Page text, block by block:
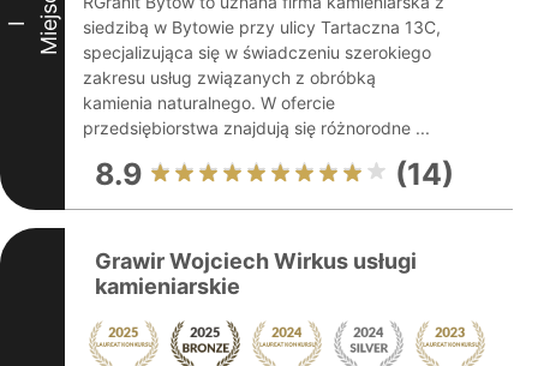
I Miejsce
siedzibą w Bytowie przy ulicy Tartaczna 13C,
specjalizująca się w świadczeniu szerokiego
zakresu usług związanych z obróbką
kamienia naturalnego. W ofercie
przedsiębiorstwa znajdują się różnorodne ...
8.9 (14)
Grawir Wojciech Wirkus usługi
kamieniarskie